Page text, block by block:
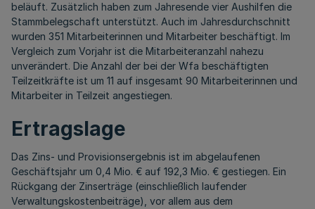
beläuft. Zusätzlich haben zum Jahresende vier Aushilfen die
Stammbelegschaft unterstützt. Auch im Jahresdurchschnitt
wurden 351 Mitarbeiterinnen und Mitarbeiter beschäftigt. Im
Vergleich zum Vorjahr ist die Mitarbeiteranzahl nahezu
unverändert. Die Anzahl der bei der Wfa beschäftigten
Teilzeitkräfte ist um 11 auf insgesamt 90 Mitarbeiterinnen und
Mitarbeiter in Teilzeit angestiegen.
Ertragslage
Das Zins- und Provisionsergebnis ist im abgelaufenen
Geschäftsjahr um 0,4 Mio. € auf 192,3 Mio. € gestiegen. Ein
Rückgang der Zinserträge (einschließlich laufender
Verwaltungskostenbeiträge), vor allem aus dem